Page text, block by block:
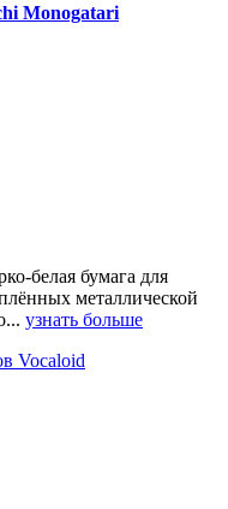
Monogatari
белая бумага для
металлической
узнать больше